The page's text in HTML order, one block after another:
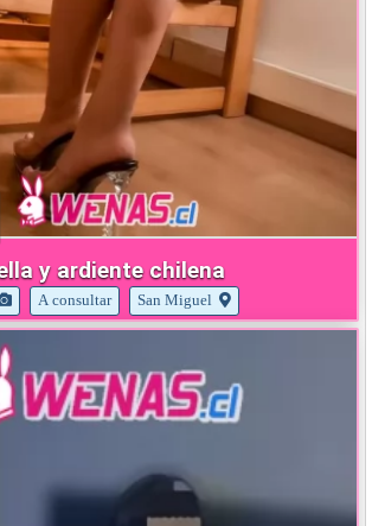
y ardiente chilena
A consultar San Miguel